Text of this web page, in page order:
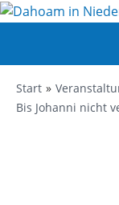
Start
Bis Johanni nicht